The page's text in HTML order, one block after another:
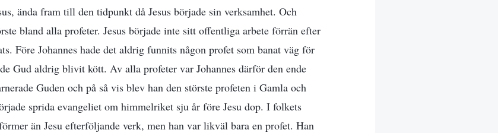
ända fram till den tidpunkt då Jesus började sin verksamhet. Och
bland alla profeter. Jesus började inte sitt offentliga arbete förrän efter
Före Johannes hade det aldrig funnits någon profet som banat väg för
Gud aldrig blivit kött. Av alla profeter var Johannes därför den ende
Guden och på så vis blev han den störste profeten i Gamla och
sprida evangeliet om himmelriket sju år före Jesu dop. I folkets
än Jesu efterföljande verk, men han var likväl bara en profet. Han